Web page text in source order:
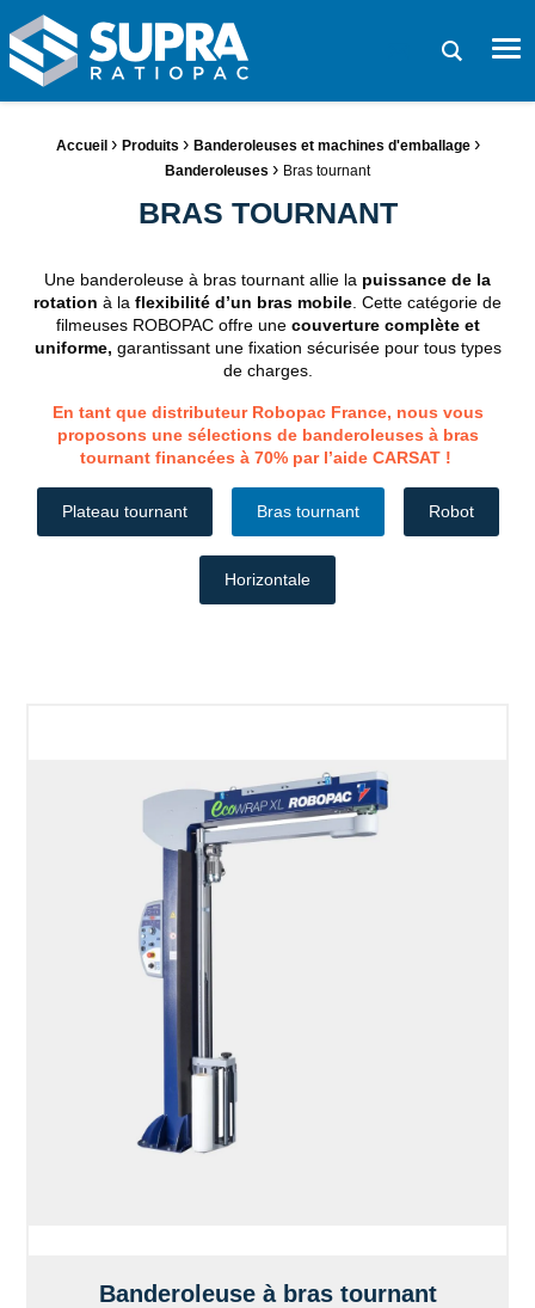
SUPRA RATIOPAC Spécialiste de la fin de ligne d'emballage
Demande de
Fil d'Ariane :
Accueil › Produits › Banderoleuses et machines d'emballage ›
Banderoleuses › Bras tournant
BRAS TOURNANT
Une banderoleuse à bras tournant allie la puissance de la
rotation à la flexibilité d’un bras mobile . Cette catégorie de
filmeuses ROBOPAC offre une couverture complète et
uniforme, garantissant une fixation sécurisée pour tous types
de charges.
En tant que distributeur Robopac France, nous vous
proposons une sélections de banderoleuses à bras
tournant financées à 70% par l’aide CARSAT !
Plateau tournant Bras tournant Robot
Horizontale
Banderoleuse à bras tournant